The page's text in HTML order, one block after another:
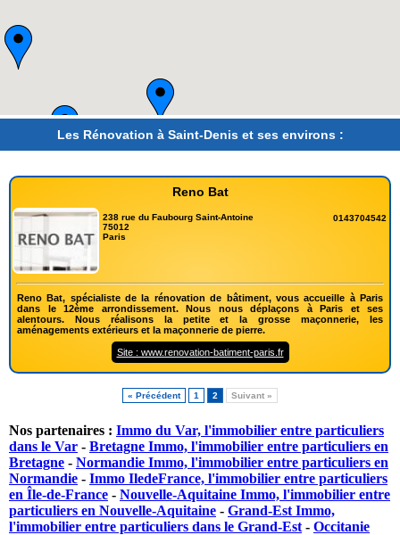
Les Rénovation à Saint-Denis et ses environs :
Reno Bat
238 rue du Faubourg Saint-Antoine
75012
Paris
0143704542
Reno Bat, spécialiste de la rénovation de bâtiment, vous accueille à Paris
dans le 12ème arrondissement. Nous nous déplaçons à Paris et ses
alentours. Nous réalisons la petite et la grosse maçonnerie, les
aménagements extérieurs et la maçonnerie de pierre.
Site : www.renovation-batiment-paris.fr
« Précédent 1 2 Suivant »
Nos partenaires : Immo du Var, l'immobilier entre particuliers
dans le Var - Bretagne Immo, l'immobilier entre particuliers en
Bretagne - Normandie Immo, l'immobilier entre particuliers en
Normandie - Immo IledeFrance, l'immobilier entre particuliers
en Île-de-France - Nouvelle-Aquitaine Immo, l'immobilier entre
particuliers en Nouvelle-Aquitaine - Grand-Est Immo,
l'immobilier entre particuliers dans le Grand-Est - Occitanie